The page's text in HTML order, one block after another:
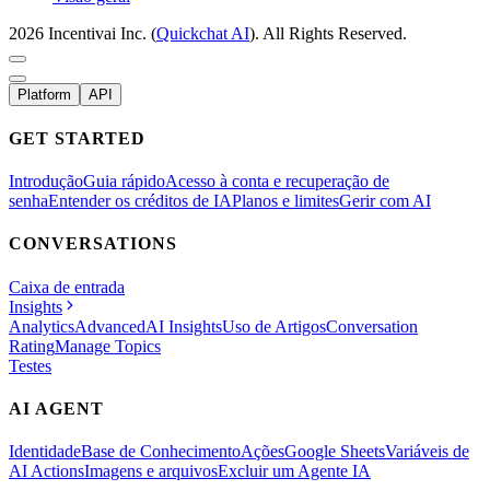
2026 Incentivai Inc. (Quickchat AI). All Rights Reserved.
Platform API
GET STARTED
IntroduçãoGuia rápidoAcesso à conta e recuperação de
senhaEntender os créditos de IAPlanos e limitesGerir com AI
CONVERSATIONS
Caixa de entrada
Insights
AnalyticsAdvancedAI InsightsUso de ArtigosConversation
RatingManage Topics
Testes
AI AGENT
IdentidadeBase de ConhecimentoAçõesGoogle SheetsVariáveis de
AI ActionsImagens e arquivosExcluir um Agente IA